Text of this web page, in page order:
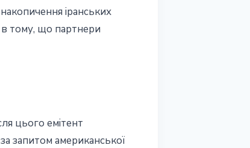
іранських
в тому, що партнери
цього емітент
запитом американської